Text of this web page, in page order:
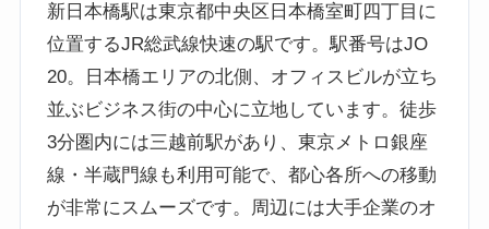
新日本橋駅は東京都中央区日本橋室町四丁目に
位置するJR総武線快速の駅です。駅番号はJO
20。日本橋エリアの北側、オフィスビルが立ち
並ぶビジネス街の中心に立地しています。徒歩
3分圏内には三越前駅があり、東京メトロ銀座
線・半蔵門線も利用可能で、都心各所への移動
が非常にスムーズです。周辺には大手企業のオ